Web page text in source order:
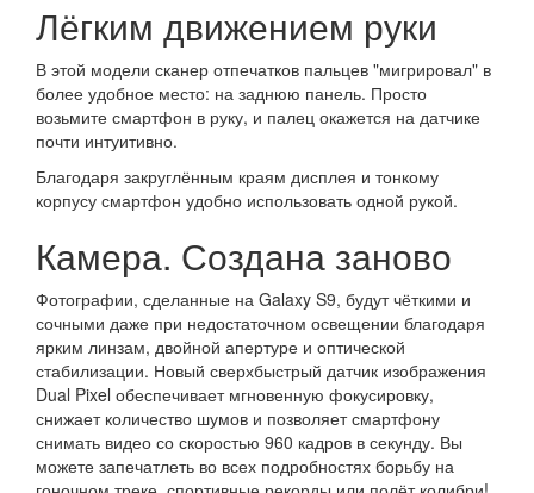
Лёгким движением руки
В этой модели сканер отпечатков пальцев "мигрировал" в
более удобное место: на заднюю панель. Просто
возьмите смартфон в руку, и палец окажется на датчике
почти интуитивно.
Благодаря закруглённым краям дисплея и тонкому
корпусу смартфон удобно использовать одной рукой.
Камера. Создана заново
Фотографии, сделанные на Galaxy S9, будут чёткими и
сочными даже при недостаточном освещении благодаря
ярким линзам, двойной апертуре и оптической
стабилизации. Новый сверхбыстрый датчик изображения
Dual Pixel обеспечивает мгновенную фокусировку,
снижает количество шумов и позволяет смартфону
снимать видео со скоростью 960 кадров в секунду. Вы
можете запечатлеть во всех подробностях борьбу на